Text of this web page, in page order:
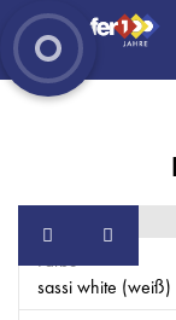
Farbe
sassi white (weiß)